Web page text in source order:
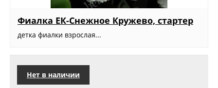
Фиалка ЕК-Снежное Кружево, стартер
детка фиалки взрослая...
Нет в наличии